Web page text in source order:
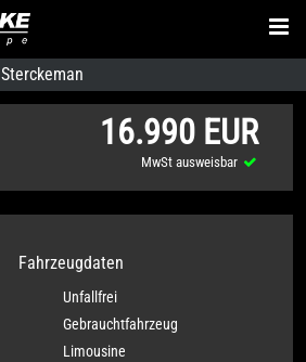
Sterckeman
16.990 EUR
MwSt ausweisbar
Fahrzeugdaten
Unfallfrei
Gebrauchtfahrzeug
Limousine